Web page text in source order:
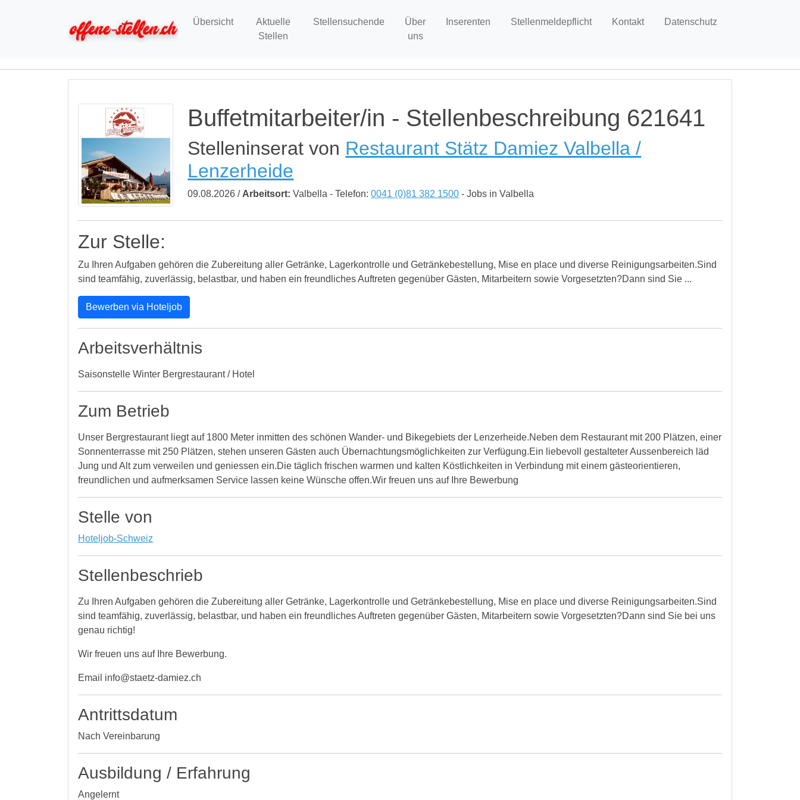
Übersicht
Aktuelle
Stellen
Stellensuchende
Über
uns
Inserenten Stellenmeldepflicht Kontakt Datenschutz
Buffetmitarbeiter/in - Stellenbeschreibung 621641
Stelleninserat von Restaurant Stätz Damiez Valbella /
Lenzerheide
09.08.2026 / Arbeitsort: Valbella - Telefon:0041 (0)81 382 1500 - Jobs in Valbella
Zur Stelle:
Zu Ihren Aufgaben gehören die Zubereitung aller Getränke, Lagerkontrolle und Getränkebestellung, Mise en place und diverse Reinigungsarbeiten.Sind
sind teamfähig, zuverlässig, belastbar, und haben ein freundliches Auftreten gegenüber Gästen, Mitarbeitern sowie Vorgesetzten?Dann sind Sie ...
Bewerben via Hoteljob
Arbeitsverhältnis
Saisonstelle Winter Bergrestaurant / Hotel
Zum Betrieb
Unser Bergrestaurant liegt auf 1800 Meter inmitten des schönen Wander- und Bikegebiets der Lenzerheide.Neben dem Restaurant mit 200 Plätzen, einer
Sonnenterrasse mit 250 Plätzen, stehen unseren Gästen auch Übernachtungsmöglichkeiten zur Verfügung.Ein liebevoll gestalteter Aussenbereich läd
Jung und Alt zum verweilen und geniessen ein.Die täglich frischen warmen und kalten Köstlichkeiten in Verbindung mit einem gästeorientieren,
freundlichen und aufmerksamen Service lassen keine Wünsche offen.Wir freuen uns auf Ihre Bewerbung
Stelle von
Hoteljob-Schweiz
Stellenbeschrieb
Zu Ihren Aufgaben gehören die Zubereitung aller Getränke, Lagerkontrolle und Getränkebestellung, Mise en place und diverse Reinigungsarbeiten.Sind
sind teamfähig, zuverlässig, belastbar, und haben ein freundliches Auftreten gegenüber Gästen, Mitarbeitern sowie Vorgesetzten?Dann sind Sie bei uns
genau richtig!
Wir freuen uns auf Ihre Bewerbung.
Email info@staetz-damiez.ch
Antrittsdatum
Nach Vereinbarung
Ausbildung / Erfahrung
Angelernt